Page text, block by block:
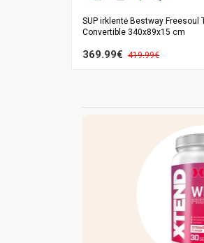
SUP irklentė Bestway Freesoul
Convertible 340x89x15 cm
369.99€ 419.99€